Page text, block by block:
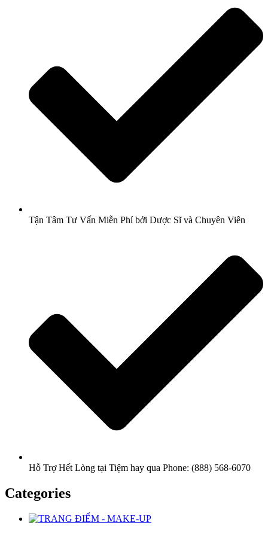
Tận Tâm Tư Vấn Miễn Phí bởi Dược Sĩ và Chuyên Viên
Hỗ Trợ Hết Lòng tại Tiệm hay qua Phone: (888) 568-6070
Categories